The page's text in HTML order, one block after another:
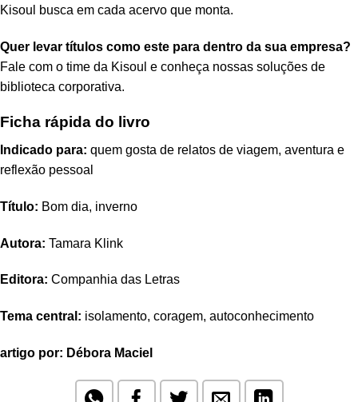
Kisoul busca em cada acervo que monta.
Quer levar títulos como este para dentro da sua empresa?
Fale com o time da Kisoul e conheça nossas soluções de
biblioteca corporativa.
Ficha rápida do livro
Indicado para: quem gosta de relatos de viagem, aventura e
reflexão pessoal
Título: Bom dia, inverno
Autora: Tamara Klink
Editora: Companhia das Letras
Tema central: isolamento, coragem, autoconhecimento
artigo por: Débora Maciel